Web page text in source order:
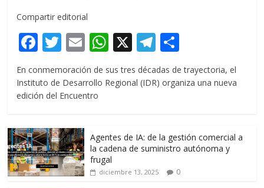
Compartir editorial
F
e
b
o
k
T
itt
er
E
m
ai
l
W
at
p
p
X T
el
e
m
o
m
ti
r
En conmemoración de sus tres décadas de trayectoria, el
Instituto de Desarrollo Regional (IDR) organiza una nueva
edición del Encuentro
Agentes de IA: de la gestión comercial a
la cadena de suministro autónoma y
frugal
diciembre 13, 2025 0